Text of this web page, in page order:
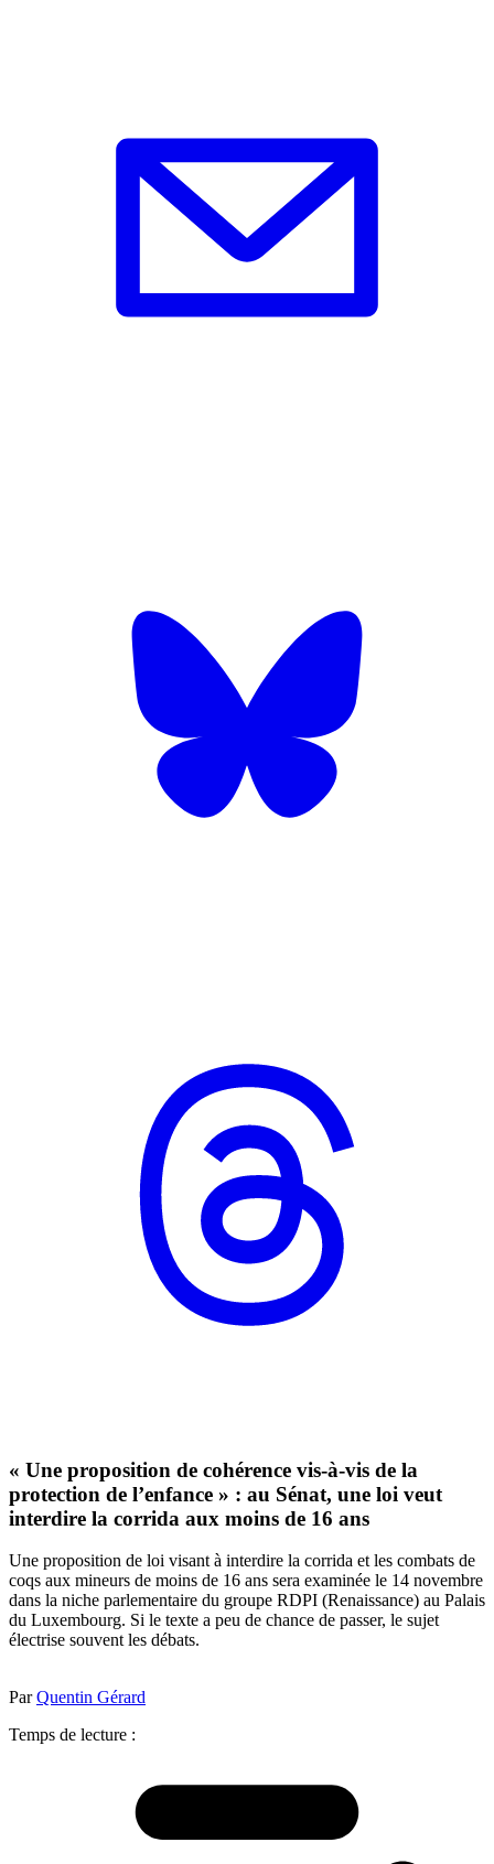
« Une proposition de cohérence vis-à-vis de la
protection de l’enfance » : au Sénat, une loi veut
interdire la corrida aux moins de 16 ans
Une proposition de loi visant à interdire la corrida et les combats de
coqs aux mineurs de moins de 16 ans sera examinée le 14 novembre
dans la niche parlementaire du groupe RDPI (Renaissance) au Palais
du Luxembourg. Si le texte a peu de chance de passer, le sujet
électrise souvent les débats.
ParQuentin Gérard
Temps de lecture :